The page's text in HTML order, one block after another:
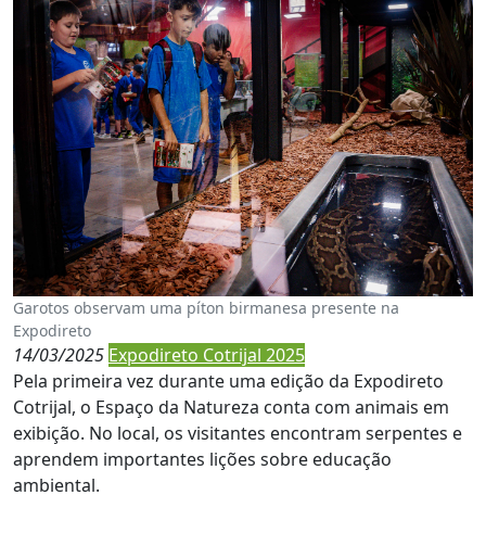
Garotos observam uma píton birmanesa presente na
Expodireto
14/03/2025 Expodireto Cotrijal 2025
Pela primeira vez durante uma edição da Expodireto
Cotrijal, o Espaço da Natureza conta com animais em
exibição. No local, os visitantes encontram serpentes e
aprendem importantes lições sobre educação
ambiental.